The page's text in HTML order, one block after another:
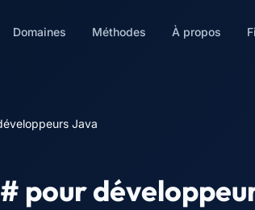
Domaines Méthodes À propos
Java
pour